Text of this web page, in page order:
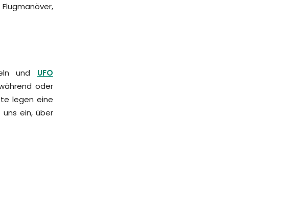
und UFO
oder
legen eine
ein, über